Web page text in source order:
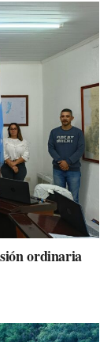
ordinaria